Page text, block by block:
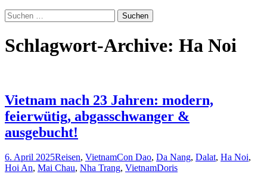
Suchen
nach:
Schlagwort-Archive: Ha Noi
Vietnam nach 23 Jahren: modern,
feierwütig, abgasschwanger &
ausgebucht!
6. April 2025Reisen, VietnamCon Dao, Da Nang, Dalat, Ha Noi,
Hoi An, Mai Chau, Nha Trang, VietnamDoris